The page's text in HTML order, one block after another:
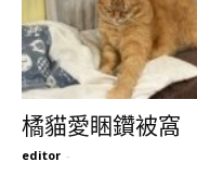
橘貓愛睏鑽被窩
editor -